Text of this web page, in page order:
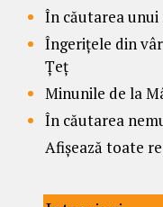
În căutarea
Îngerițele din
Țeț
Minunile de la
În căutarea
Afișează toate